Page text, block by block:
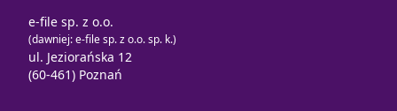
e-file sp. z o.o.
(dawniej: e-file sp. z o.o. sp. k.)
ul. Jeziorańska 12
(60-461) Poznań